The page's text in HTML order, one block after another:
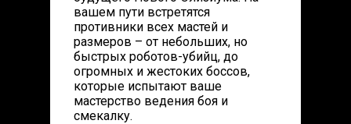
вашем пути встретятся
противники всех мастей и
размеров – от небольших, но
быстрых роботов-убийц, до
огромных и жестоких боссов,
которые испытают ваше
мастерство ведения боя и
смекалку.